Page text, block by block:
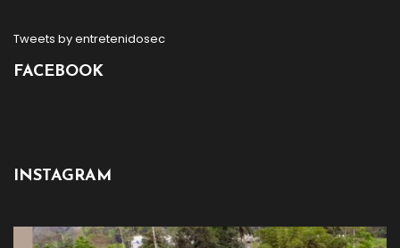
Tweets by entretenidosec
FACEBOOK
INSTAGRAM